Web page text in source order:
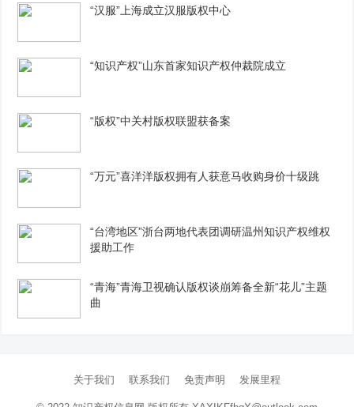
“汉服”上海成立汉服版权中心
“知识产权”山东首家知识产权仲裁院成立
“版权”中关村版权联盟获备案
“万元”喜洋洋版权拥有人获意马收购身价十级跳
“台湾地区”浙台两地代表团调研温州知识产权维权
援助工作
“青海”青海卫视确认版权谈崩筹备全新“花儿”主题
曲
关于我们 联系我们 免责声明 发展里程